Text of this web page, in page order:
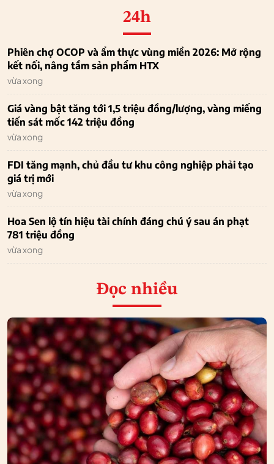
24h
Phiên chợ OCOP và ẩm thực vùng miền 2026: Mở rộng
kết nối, nâng tầm sản phẩm HTX
vừa xong
Giá vàng bật tăng tới 1,5 triệu đồng/lượng, vàng miếng
tiến sát mốc 142 triệu đồng
vừa xong
FDI tăng mạnh, chủ đầu tư khu công nghiệp phải tạo
giá trị mới
vừa xong
Hoa Sen lộ tín hiệu tài chính đáng chú ý sau án phạt
781 triệu đồng
vừa xong
Đọc nhiều